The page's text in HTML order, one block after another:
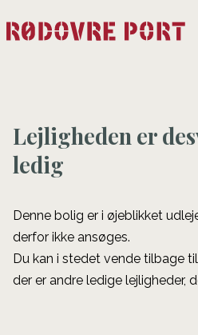
Lejligheden er
ledig
Denne bolig er i øjeblikket
derfor ikke ansøges.
Du kan i stedet vende tilbage
der er andre ledige lejligheder,